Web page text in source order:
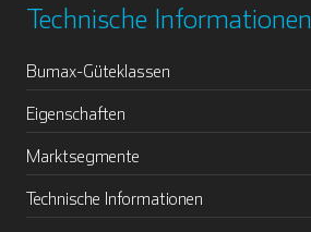
Technische Informationen
Bumax-Güteklassen
Eigenschaften
Marktsegmente
Technische Informationen